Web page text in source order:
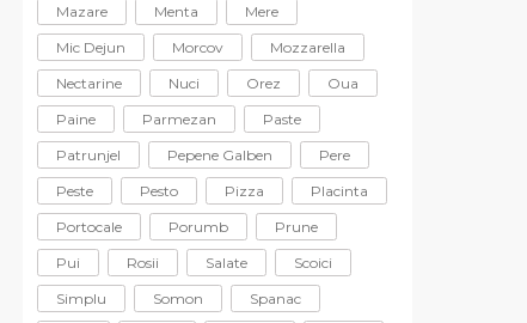
Mazare
Menta
Mere
Mic Dejun
Morcov
Mozzarella
Nectarine
Nuci Orez
Oua
Paine
Parmezan
Paste
Patrunjel
Pepene Galben
Pere
Peste
Pesto Pizza
Placinta
Portocale
Porumb
Prune
Pui
Rosii Salate
Scoici
Simplu
Somon
Spanac